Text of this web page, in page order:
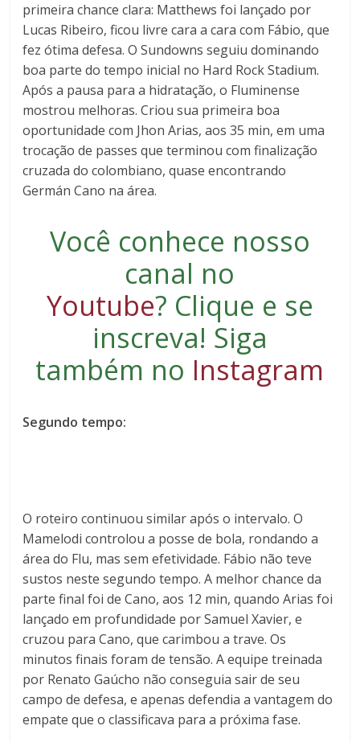
primeira chance clara: Matthews foi lançado por
Lucas Ribeiro, ficou livre cara a cara com Fábio, que
fez ótima defesa. O Sundowns seguiu dominando
boa parte do tempo inicial no Hard Rock Stadium.
Após a pausa para a hidratação, o Fluminense
mostrou melhoras. Criou sua primeira boa
oportunidade com Jhon Arias, aos 35 min, em uma
trocação de passes que terminou com finalização
cruzada do colombiano, quase encontrando
Germán Cano na área.
Você conhece nosso
canal no
Youtube? Clique e se
inscreva! Siga
também no Instagram
Segundo tempo:
O roteiro continuou similar após o intervalo. O
Mamelodi controlou a posse de bola, rondando a
área do Flu, mas sem efetividade. Fábio não teve
sustos neste segundo tempo. A melhor chance da
parte final foi de Cano, aos 12 min, quando Arias foi
lançado em profundidade por Samuel Xavier, e
cruzou para Cano, que carimbou a trave. Os
minutos finais foram de tensão. A equipe treinada
por Renato Gaúcho não conseguia sair de seu
campo de defesa, e apenas defendia a vantagem do
empate que o classificava para a próxima fase.